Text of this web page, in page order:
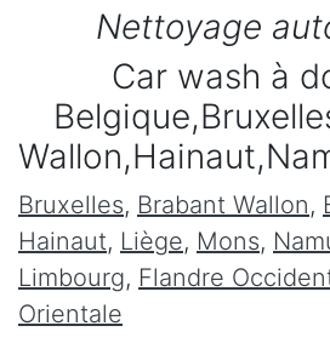
Nettoyage
Car wash à
Bruxelles, Brabant Wallon,
Hainaut, Liège, Mons,
Limbourg, Flandre
Orientale